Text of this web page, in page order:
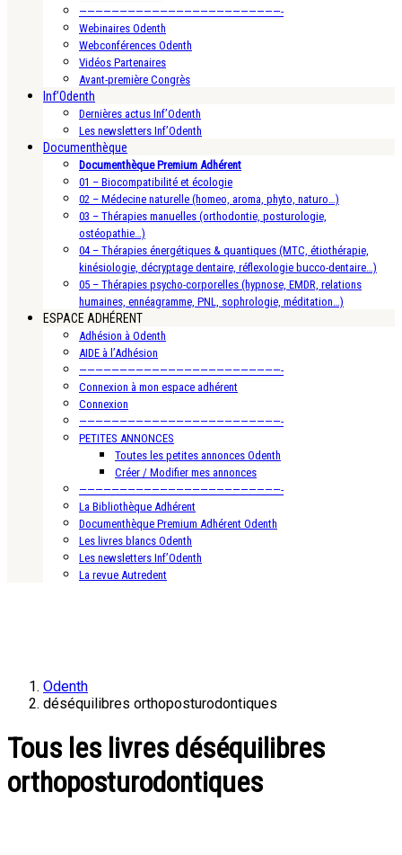
—————————————————————————-
Webinaires Odenth
Webconférences Odenth
Vidéos Partenaires
Avant-première Congrès
Inf’Odenth
Dernières actus Inf’Odenth
Les newsletters Inf’Odenth
Documenthèque
Documenthèque Premium Adhérent
01 – Biocompatibilité et écologie
02 – Médecine naturelle (homeo, aroma, phyto, naturo…)
03 – Thérapies manuelles (orthodontie, posturologie,
ostéopathie…)
04 – Thérapies énergétiques & quantiques (MTC, étiothérapie,
kinésiologie, décryptage dentaire, réflexologie bucco-dentaire…)
05 – Thérapies psycho-corporelles (hypnose, EMDR, relations
humaines, ennéagramme, PNL, sophrologie, méditation…)
ESPACE ADHÉRENT
Adhésion à Odenth
AIDE à l’Adhésion
—————————————————————————-
Connexion à mon espace adhérent
Connexion
—————————————————————————-
PETITES ANNONCES
Toutes les petites annonces Odenth
Créer / Modifier mes annonces
—————————————————————————-
La Bibliothèque Adhérent
Documenthèque Premium Adhérent Odenth
Les livres blancs Odenth
Les newsletters Inf’Odenth
La revue Autredent
Odenth
déséquilibres orthoposturodontiques
Tous les livres déséquilibres
orthoposturodontiques